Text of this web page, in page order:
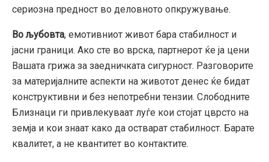
сериозна предност во деловното опкружување.
Во љубовта, емотивниот живот бара стабилност и
јасни граници. Ако сте во врска, партнерот ќе ја цени
Вашата грижа за заедничката сигурност. Разговорите
за материјалните аспекти на животот денес ќе бидат
конструктивни и без непотребни тензии. Слободните
Близнаци ги привлекуваат луѓе кои стојат цврсто на
земја и кои знаат како да остварат стабилност. Барате
квалитет, а не квантитет во контактите.